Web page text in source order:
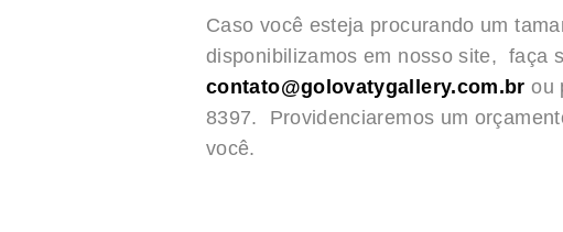
Caso você esteja procurando um
disponibilizamos em nosso site, faça
contato@golovatygallery.com.br ou
8397. Providenciaremos um
você.